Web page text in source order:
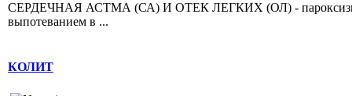
СЕРДЕЧНАЯ АСТМА (СА) И ОТЕК ЛЕГКИХ (ОЛ) -
выпотеванием в ...
КОЛИТ